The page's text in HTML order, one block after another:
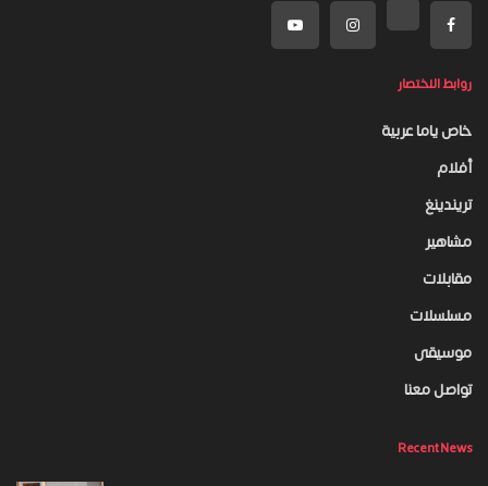
روابط الاختصار
خاص ياما عربية
أفلام
تريندينغ
مشاهير
مقابلات
مسلسلات
موسيقى
تواصل معنا
Recent News